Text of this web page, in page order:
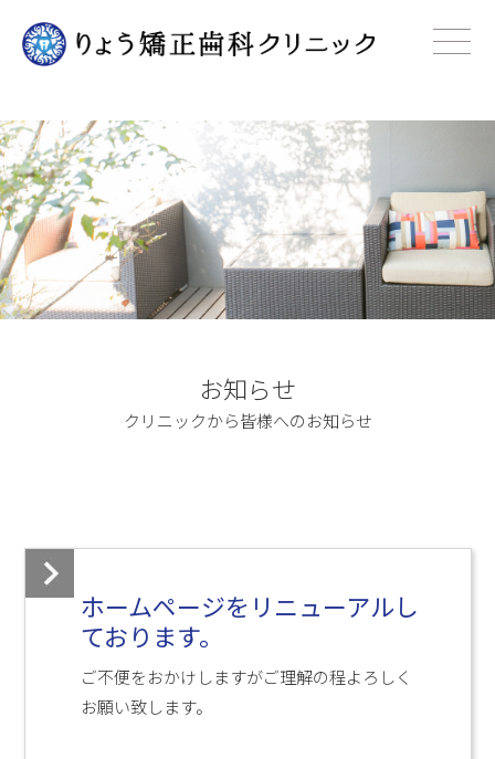
お知らせ
クリニックから皆様へのお知らせ
ホームページをリニューアルし
ております。
ご不便をおかけしますがご理解の程よろしく
お願い致します。